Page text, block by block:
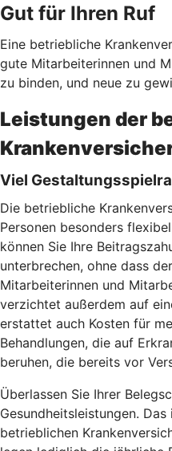
Gut für Ihren Ruf
Eine betriebliche
gute Mitarbeiterinnen und
zu binden, und neue zu
Leistungen der
Viel
Die betriebliche
Personen besonders
können Sie Ihre
unterbrechen, ohne dass
Mitarbeiterinnen und
verzichtet außerdem auf
erstattet auch Kosten für
Behandlungen, die auf
beruhen, die bereits vor
Überlassen Sie Ihrer
Gesundheitsleistungen.
betrieblichen